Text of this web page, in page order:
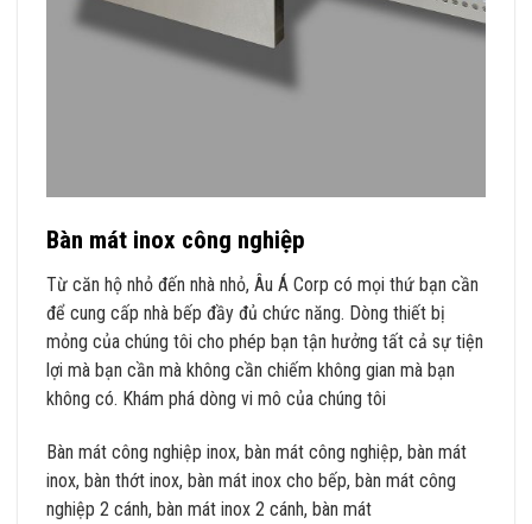
Bàn mát inox công nghiệp
Từ căn hộ nhỏ đến nhà nhỏ, Âu Á Corp có mọi thứ bạn cần
để cung cấp nhà bếp đầy đủ chức năng. Dòng thiết bị
mỏng của chúng tôi cho phép bạn tận hưởng tất cả sự tiện
lợi mà bạn cần mà không cần chiếm không gian mà bạn
không có. Khám phá dòng vi mô của chúng tôi
Bàn mát công nghiệp inox, bàn mát công nghiệp, bàn mát
inox, bàn thớt inox, bàn mát inox cho bếp, bàn mát công
nghiệp 2 cánh, bàn mát inox 2 cánh, bàn mát